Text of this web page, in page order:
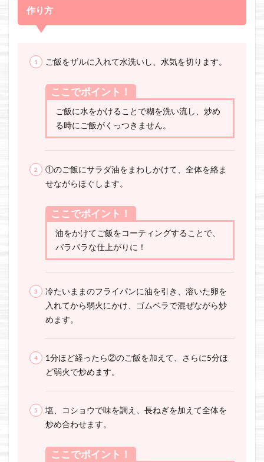
作り方
ご飯をザルに入れて水洗いし、水気を切ります。
ここでポイント！
ご飯に水をかけることで糊を洗い流し、炒め
る時にご飯がくっつきません。
①のご飯にサラダ油をまわしかけて、全体を絡ま
せながらほぐします。
ここでポイント！
油をかけてご飯をコーティングすることで、
パラパラな仕上がりに！
冷たいままのフライパンに油を引き、溶いた卵を
入れてから弱火にかけ、ゴムベラで混ぜながら炒
めます。
1分ほど経ったら②のご飯を加えて、さらに5分ほ
ど弱火で炒めます。
塩、コショウで味を調え、長ねぎを加えて全体を
炒め合わせます。
ここでポイント！